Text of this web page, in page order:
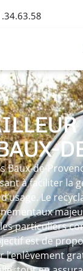
Baux-de-
à faciliter la
Le
particuliers
est de
l’enlèvement